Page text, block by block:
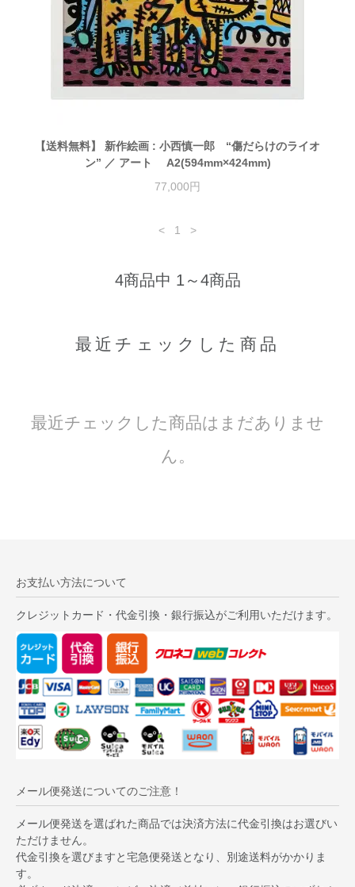
【送料無料】 新作絵画 : 小西慎一郎 “傷だらけのライオ
ン” ／ アート A2(594mm×424mm)
77,000円
< 1 >
4商品中 1～4商品
最近チェックした商品
最近チェックした商品はまだありませ
ん。
お支払い方法について
クレジットカード・代金引換・銀行振込がご利用いただけます。
メール便発送についてのご注意！
メール便発送を選ばれた商品では決済方法に代金引換はお選びい
ただけません。
代金引換を選びますと宅急便発送となり、別途送料がかかりま
す。